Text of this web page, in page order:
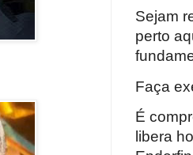
Sejam
perto
Faça
É
libera